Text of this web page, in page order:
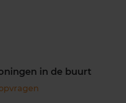
in de buurt